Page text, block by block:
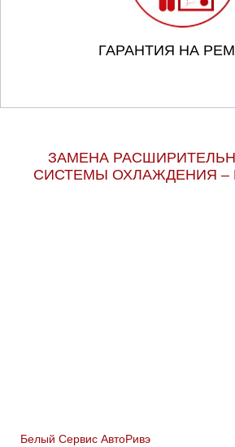
ГАРАНТИЯ НА
ЗАМЕНА
СИСТЕМЫ ОХЛАЖДЕНИЯ –
Белый Сервис АвтоРивэ